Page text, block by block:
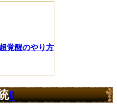
超覚醒のやり方
0